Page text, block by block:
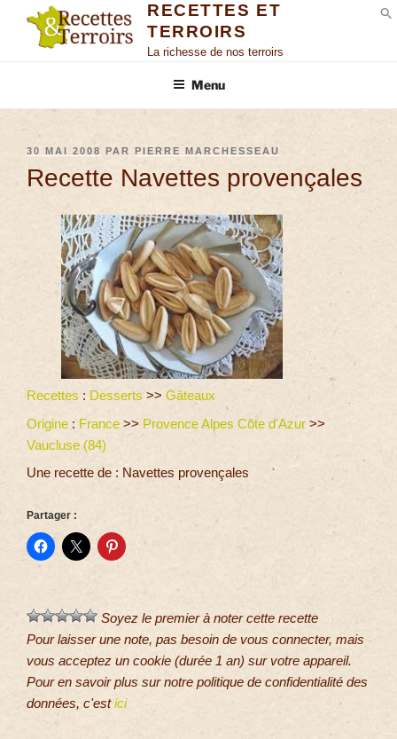
RECETTES ET
TERROIRS
La richesse de nos terroirs
Menu
30 MAI 2008 PAR PIERRE MARCHESSEAU
Recette Navettes provençales
Recettes : Desserts >> Gâteaux
Origine : France >> Provence Alpes Côte d'Azur >>
Vaucluse (84)
Une recette de : Navettes provençales
Partager :
Soyez le premier à noter cette recette
Pour laisser une note, pas besoin de vous connecter, mais
vous acceptez un cookie (durée 1 an) sur votre appareil.
Pour en savoir plus sur notre politique de confidentialité des
données, c'estici